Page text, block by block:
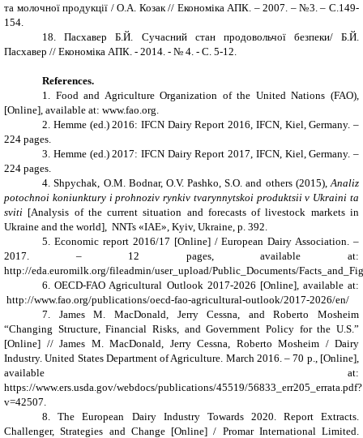
та молочної продукції / О.А. Козак // Економіка АПК. – 2007. – №3. – С.149-
154.
18.Пасхавер Б.Й. Сучасний стан продовольчої безпеки/ Б.Й.
Пасхавер // Економіка АПК. - 2014. - № 4. - С. 5-12.
References.
1. Food and Agriculture Organization of the United Nations (FAO),
[Online], available at: www.fao.org.
2. Hemme (ed.) 2016: IFCN Dairy Report 2016, IFCN, Kiel, Germany. –
224 pages.
3. Hemme (ed.) 2017: IFCN Dairy Report 2017, IFCN, Kiel, Germany. –
224 pages.
4. Shpychak, O.M. Bodnar, O.V. Pashko, S.O. and others (2015), Analiz
potochnoi koniunktury i prohnoziv rynkiv tvarynnytskoi produktsii v Ukraini ta
sviti [Analysis of the current situation and forecasts of livestock markets in
Ukraine and the world], NNTs «IAE», Kyiv, Ukraine, p. 392.
5. Economic report 2016/17 [Online] / European Dairy Association. –
2017. – 12 pages, available at:
http://eda.euromilk.org/fileadmin/user_upload/Public_Documents/
6. OECD-FAO Agricultural Outlook 2017-2026 [Online], available at:
http://www.fao.org/publications/oecd-fao-agricultural-outlook/2017-2026/en/
7. James M. MacDonald, Jerry Cessna, and Roberto Mosheim
“Changing Structure, Financial Risks, and Government Policy for the U.S.”
[Online] // James M. MacDonald, Jerry Cessna, Roberto Mosheim / Dairy
Industry. United States Department of Agriculture. March 2016. – 70 p., [Online],
available at:
https://www.ers.usda.gov/webdocs/publications/45519/56833_err205_errata.pdf?
v=42507.
8. The European Dairy Industry Towards 2020. Report Extracts.
Challenger, Strategies and Change [Online] / Promar International Limited.